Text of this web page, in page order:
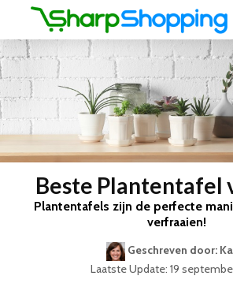
Beste Plantentafel
Plantentafels zijn de perfecte
verfraaien!
Geschreven door:
Laatste Update: 19